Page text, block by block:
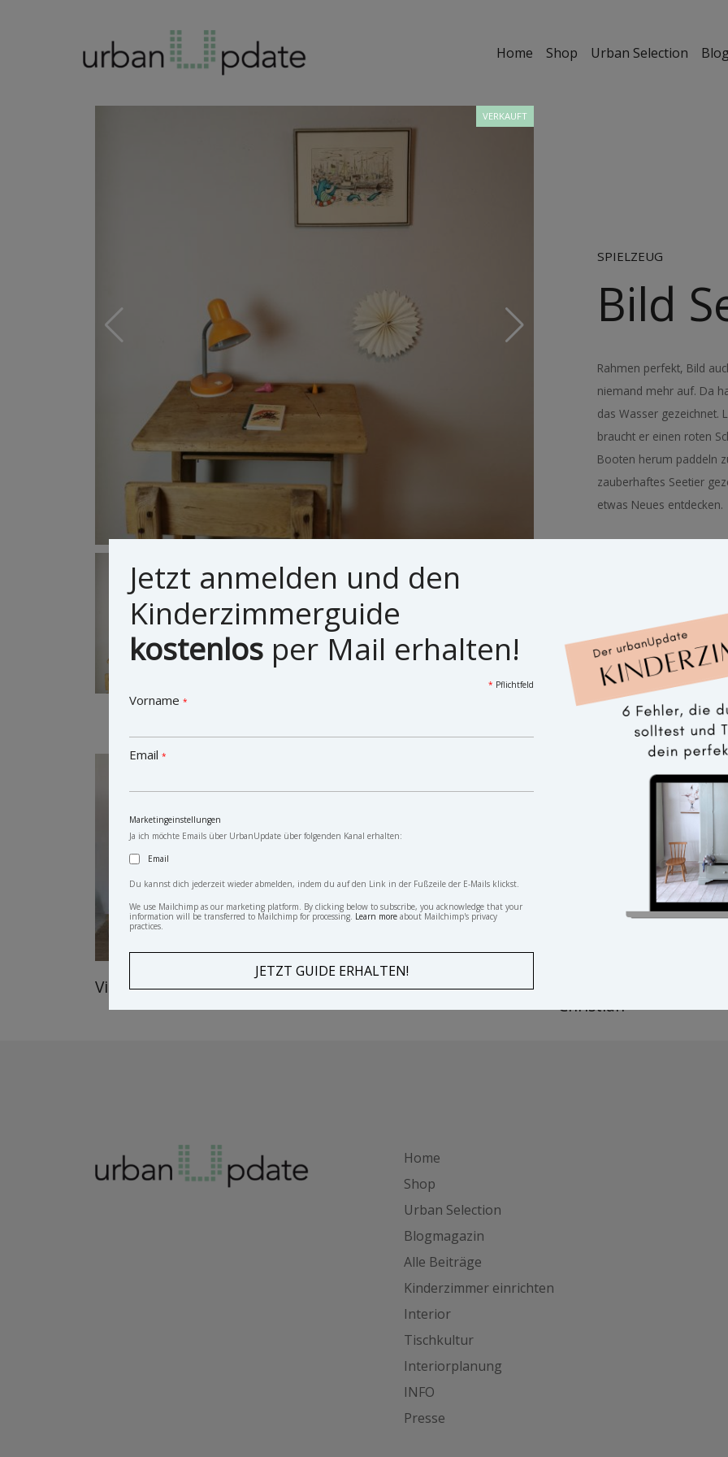
Home Shop Urban Selection
VERKAUFT
SPIELZEUG
Bild
Rahmen perfekt, Bild
niemand mehr auf. Da
das Wasser gezeichnet.
braucht er einen roten
Booten herum paddeln
zauberhaftes Seetier
etwas Neues entdecken.
Vintage Schrank Dino antiker Kleiderkasten Adele
Christian
Home
Shop
Urban Selection
Blogmagazin
Alle Beiträge
Kinderzimmer einrichten
Interior
Tischkultur
Interiorplanung
INFO
Presse
Jetzt anmelden und den
Kinderzimmerguide
kostenlos per Mail erhalten!
* Pflichtfeld
Vorname*
Email*
Marketingeinstellungen
Ja ich möchte Emails über UrbanUpdate über folgenden Kanal erhalten:
Email
Du kannst dich jederzeit wieder abmelden, indem du auf den Link in der Fußzeile der E-Mails klickst.
We use Mailchimp as our marketing platform. By clicking below to subscribe, you acknowledge that your
information will be transferred to Mailchimp for processing. Learn more about Mailchimp's privacy
practices.